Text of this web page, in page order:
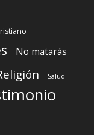
No matarás
Salud